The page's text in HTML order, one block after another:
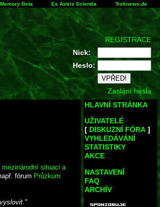
Memory Beta Ex Astris Scientia Treknews.de
REGISTRACE
Nick:
Heslo:
Zaslání hesla
mezinárodní situaci a
fórum Průzkum
HLAVNÍ STRÁNKA
UŽIVATELÉ
[ DISKUZNÍ FÓRA ]
VYHLEDÁVÁNÍ
STATISTIKY
AKCE
NASTAVENÍ
FAQ
ARCHÍV